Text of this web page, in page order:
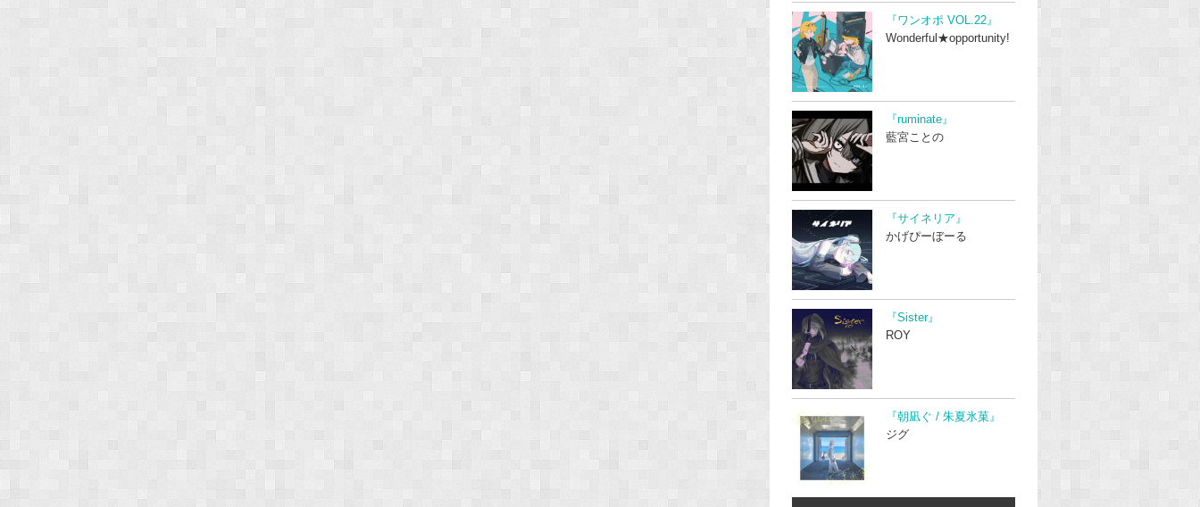
『ワンオポ VOL.22』
Wonderful★opportunity!
『ruminate』
藍宮ことの
『サイネリア』
かげぴーぼーる
『Sister』
ROY
『朝凪ぐ / 朱夏氷菓』
ジグ